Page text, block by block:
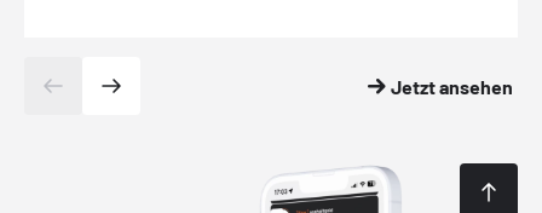
Jetzt ansehen